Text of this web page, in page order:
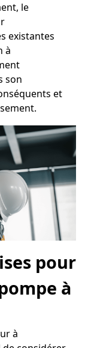
le
existantes
à
son
et
pour
à
à